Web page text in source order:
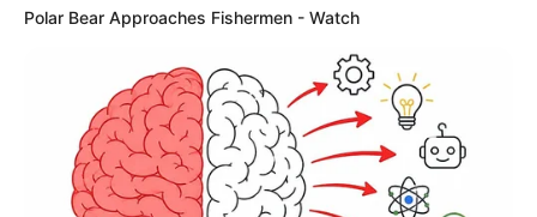
Polar Bear Approaches Fishermen - Watch